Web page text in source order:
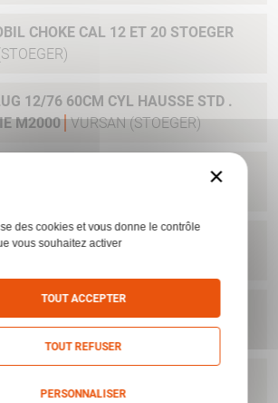
CHOKE CAL 12 ET 20 STOEGER
60CM CYL HAUSSE STD .
M2000 VURSAN (STOEGER)
VURSAN
CAMO MAX5 12/76 71 MC
CANON SLUG 12/76 61CM CYL POUR MOD 3000
×
des cookies et vous donne le contrôle
vous souhaitez activer
TOUT ACCEPTER
TOUT REFUSER
PERSONNALISER